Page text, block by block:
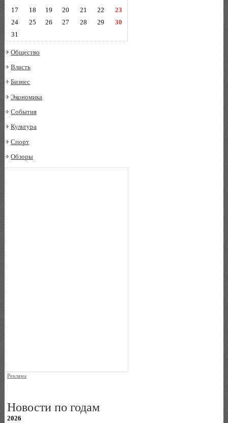
17
18 19 20 21 22
23
24
25 26 27 28 29
30
31
Общество
Власть
Бизнес
Экономика
События
Культура
Спорт
Обзоры
Реклама
Новости по годам
2026